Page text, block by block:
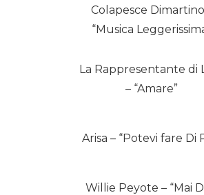
Colapesce
“Musica
La Rappresentante di
– “Amare”
Arisa – “Potevi fare Di
Willie Peyote – “Mai